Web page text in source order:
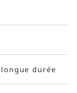
durée